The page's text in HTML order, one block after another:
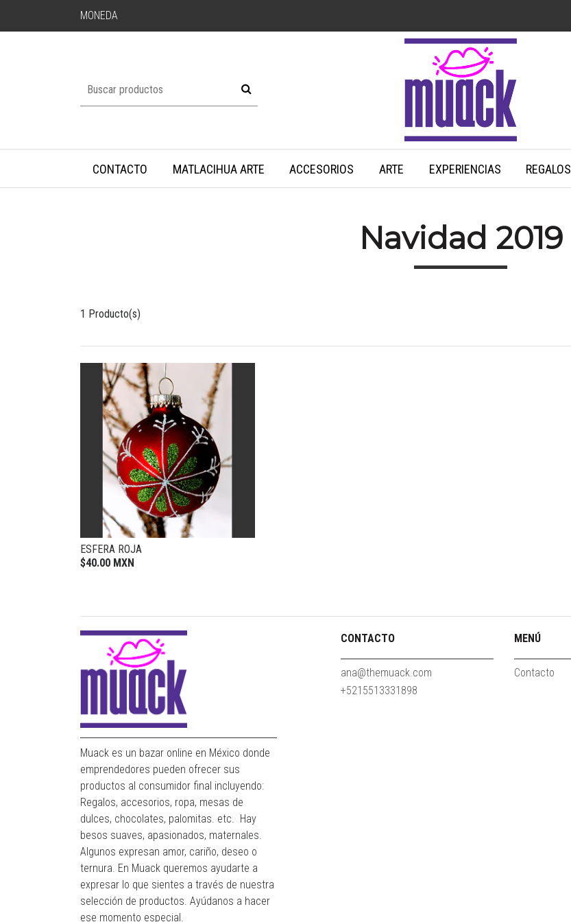
MONEDA
CONTACTO MATLACIHUA ARTE ACCESORIOS ARTE EXPERIENCIAS REGALOS
Navidad 2019
1 Producto(s)
ESFERA ROJA
$40.00 MXN
Muack es un bazar online en México donde
emprendedores pueden ofrecer sus
productos al consumidor final incluyendo:
Regalos, accesorios, ropa, mesas de
dulces, chocolates, palomitas. etc. Hay
besos suaves, apasionados, maternales.
Algunos expresan amor, cariño, deseo o
ternura. En Muack queremos ayudarte a
expresar lo que sientes a través de nuestra
selección de productos. Ayúdanos a hacer
ese momento especial.
CONTACTO
ana@themuack.com
+5215513331898
MENÚ
Contacto